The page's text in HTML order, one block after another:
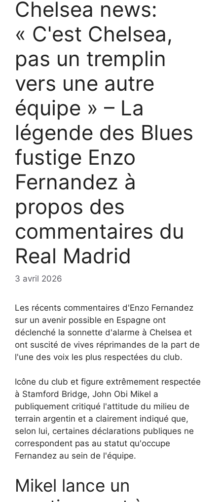
Chelsea news:
« C'est Chelsea,
pas un tremplin
vers une autre
équipe » – La
légende des Blues
fustige Enzo
Fernandez à
propos des
commentaires du
Real Madrid
3 avril 2026
Les récents commentaires d'Enzo Fernandez
sur un avenir possible en Espagne ont
déclenché la sonnette d'alarme à Chelsea et
ont suscité de vives réprimandes de la part de
l'une des voix les plus respectées du club.
Icône du club et figure extrêmement respectée
à Stamford Bridge, John Obi Mikel a
publiquement critiqué l'attitude du milieu de
terrain argentin et a clairement indiqué que,
selon lui, certaines déclarations publiques ne
correspondent pas au statut qu'occupe
Fernandez au sein de l'équipe.
Mikel lance un